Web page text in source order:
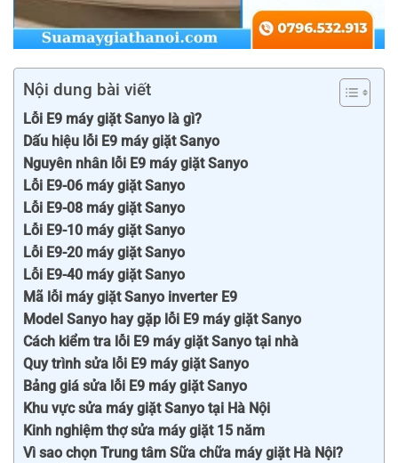
Nội dung bài viết
Lỗi E9 máy giặt Sanyo là gì?
Dấu hiệu lỗi E9 máy giặt Sanyo
Nguyên nhân lỗi E9 máy giặt Sanyo
Lỗi E9-06 máy giặt Sanyo
Lỗi E9-08 máy giặt Sanyo
Lỗi E9-10 máy giặt Sanyo
Lỗi E9-20 máy giặt Sanyo
Lỗi E9-40 máy giặt Sanyo
Mã lỗi máy giặt Sanyo inverter E9
Model Sanyo hay gặp lỗi E9 máy giặt Sanyo
Cách kiểm tra lỗi E9 máy giặt Sanyo tại nhà
Quy trình sửa lỗi E9 máy giặt Sanyo
Bảng giá sửa lỗi E9 máy giặt Sanyo
Khu vực sửa máy giặt Sanyo tại Hà Nội
Kinh nghiệm thợ sửa máy giặt 15 năm
Vì sao chọn Trung tâm Sữa chữa máy giặt Hà Nội?